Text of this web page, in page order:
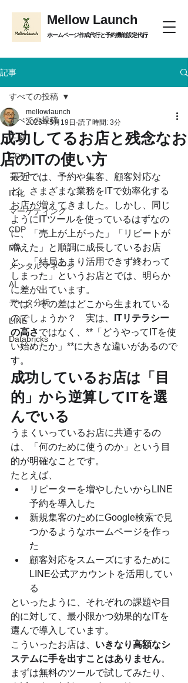
ホームページ作成代行と予約機能設定代行
Mellow Launch
記事
すべての投稿
一般
CRM
コスト
IT化
マーケティング
CDP
MA
メンタルマネージ
AI
データ分析
LINE
Databricks
すべての投稿
成功してるお店と残念なお
店のITの使い方
mellowlaunch
2025年5月19日 読了時間: 3分
最近では、予約や集客、顧客対応な
ど、さまざまな業務をITで効率化する
お店が増えてきました。しかし、同じ
ようにITツールを使っているはずなの
に、「売上が上がった」「リピートが
増えた」と順調に成長しているお店
と、「結局あまり活用できず終わって
しまった」というお店とでは、明らか
に差が出ています。
では、その差はどこから生まれている
のでしょうか？　実は、
ITリテラシー
の高さではなく、**「どうやってITを使
い始めたか」**に大きな違いがあるので
す。
成功しているお店は「目
的」から逆算してITを選
んでいる
うまくいっているお店に共通するの
は、「何のために使うのか」という目
的が明確なことです。
たとえば、
リピーターを増やしたいからLINE
予約を導入した
新規集客のためにGoogle検索で見
つかるようなホームページを作っ
た
顧客対応をスムーズにするために
LINE公式アカウントを活用してい
る
といったように、それぞれの課題や目
的に対して、最小限かつ効果的なITを
選んで導入しています。
こういったお店は、 いきなり高額なシ
ステムに手を出すことはありません。
まずは無料のツールで試してみたり、